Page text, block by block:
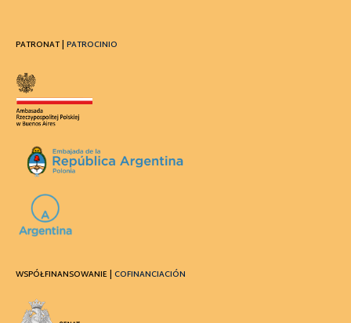
PATRONAT | PATROCINIO
WSPÓŁFINANSOWANIE | COFINANCIACIÓN